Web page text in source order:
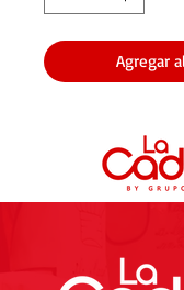
Agregar